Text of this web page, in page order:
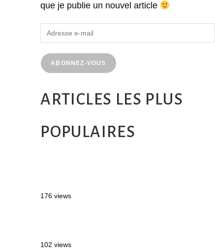
que je publie un nouvel article
ABONNEZ-VOUS
ARTICLES LES PLUS
POPULAIRES
176 views
102 views